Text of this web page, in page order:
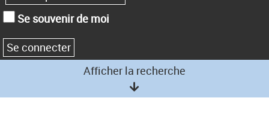
Se souvenir de moi
Afficher la recherche